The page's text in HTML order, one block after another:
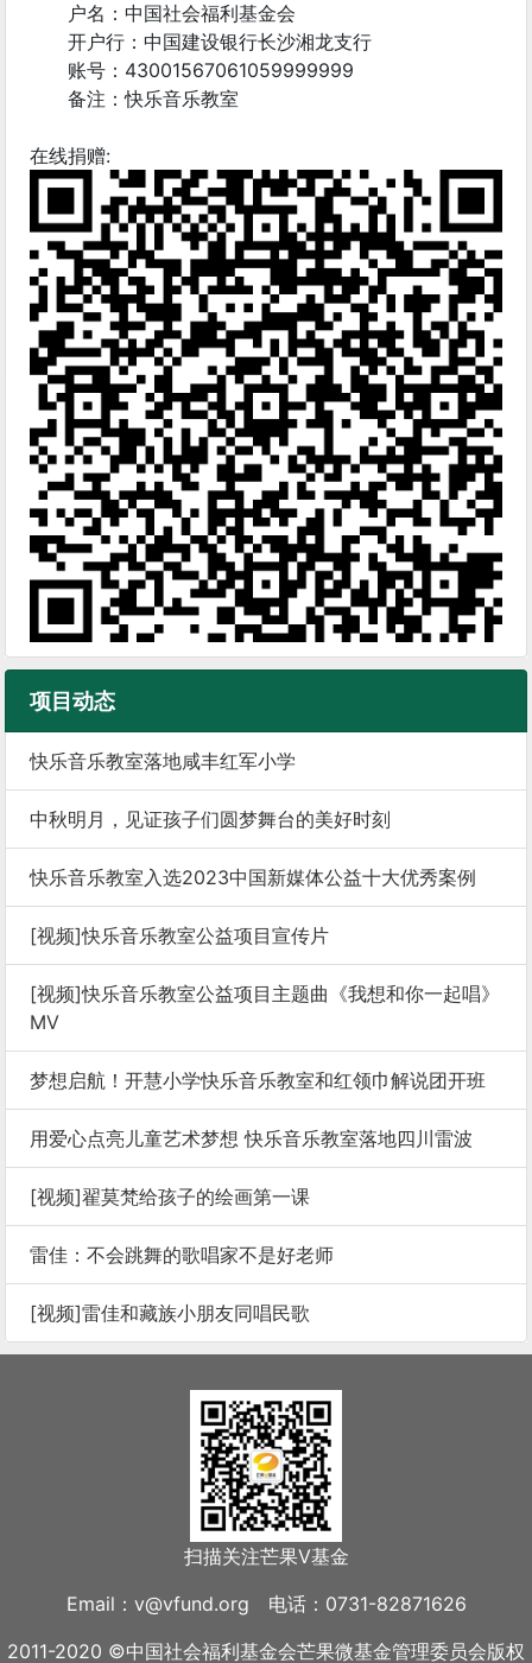
户名：中国社会福利基金会
开户行：中国建设银行长沙湘龙支行
账号：43001567061059999999
备注：快乐音乐教室
在线捐赠:
项目动态
快乐音乐教室落地咸丰红军小学
中秋明月，见证孩子们圆梦舞台的美好时刻
快乐音乐教室入选2023中国新媒体公益十大优秀案例
[视频]快乐音乐教室公益项目宣传片
[视频]快乐音乐教室公益项目主题曲《我想和你一起唱》
MV
梦想启航！开慧小学快乐音乐教室和红领巾解说团开班
用爱心点亮儿童艺术梦想 快乐音乐教室落地四川雷波
[视频]翟莫梵给孩子的绘画第一课
雷佳：不会跳舞的歌唱家不是好老师
[视频]雷佳和藏族小朋友同唱民歌
扫描关注芒果V基金
Email：v@vfund.org 电话：0731-82871626
2011-2020 ©中国社会福利基金会芒果微基金管理委员会版权